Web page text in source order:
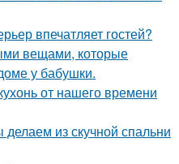
впечатляет гостей?
вещами, которые
у бабушки.
от нашего времени
из скучной спальни